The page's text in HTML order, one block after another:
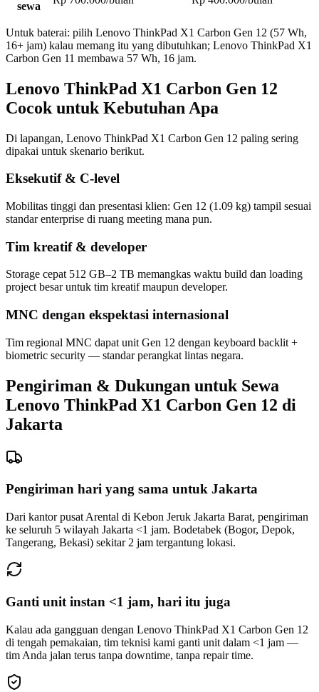
sewa
Untuk baterai: pilih Lenovo ThinkPad X1 Carbon Gen 12 (57 Wh,
16+ jam) kalau memang itu yang dibutuhkan; Lenovo ThinkPad X1
Carbon Gen 11 membawa 57 Wh, 16 jam.
Lenovo ThinkPad X1 Carbon Gen 12
Cocok untuk Kebutuhan Apa
Di lapangan, Lenovo ThinkPad X1 Carbon Gen 12 paling sering
dipakai untuk skenario berikut.
Eksekutif & C-level
Mobilitas tinggi dan presentasi klien: Gen 12 (1.09 kg) tampil sesuai
standar enterprise di ruang meeting mana pun.
Tim kreatif & developer
Storage cepat 512 GB–2 TB memangkas waktu build dan loading
project besar untuk tim kreatif maupun developer.
MNC dengan ekspektasi internasional
Tim regional MNC dapat unit Gen 12 dengan keyboard backlit +
biometric security — standar perangkat lintas negara.
Pengiriman & Dukungan untuk Sewa
Lenovo ThinkPad X1 Carbon Gen 12 di
Jakarta
Pengiriman hari yang sama untuk Jakarta
Dari kantor pusat Arental di Kebon Jeruk Jakarta Barat, pengiriman
ke seluruh 5 wilayah Jakarta <1 jam. Bodetabek (Bogor, Depok,
Tangerang, Bekasi) sekitar 2 jam tergantung lokasi.
Ganti unit instan <1 jam, hari itu juga
Kalau ada gangguan dengan Lenovo ThinkPad X1 Carbon Gen 12
di tengah pemakaian, tim teknisi kami ganti unit dalam <1 jam —
tim Anda jalan terus tanpa downtime, tanpa repair time.